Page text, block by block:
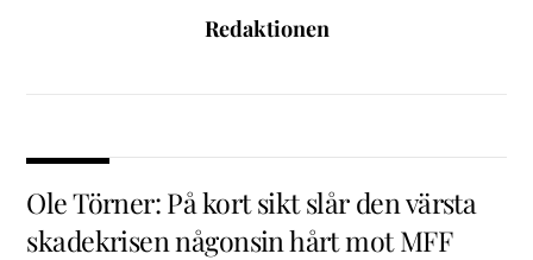
Redaktionen
Ole Törner: På kort sikt slår den värsta
skadekrisen någonsin hårt mot MFF